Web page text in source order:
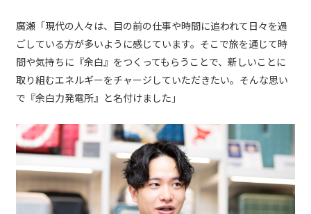
廣瀬「現代の人々は、目の前の仕事や時間に追われて日々を過
ごしている方が多いように感じています。そこで旅を通じて時
間や気持ちに『余白』をつくってもらうことで、新しいことに
取り組むエネルギーをチャージしていただきたい。そんな思い
で『余白力発電所』と名付けました」